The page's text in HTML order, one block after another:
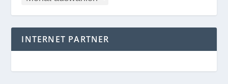
INTERNET PARTNER